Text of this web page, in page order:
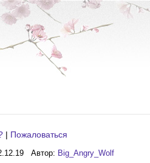
| Пожаловаться
Автор: Big_Angry_Wolf